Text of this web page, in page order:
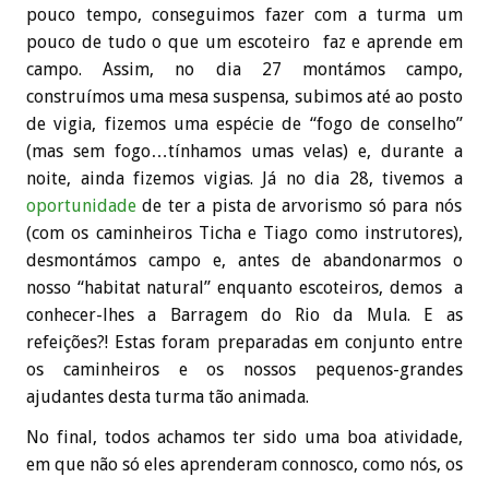
pouco tempo, conseguimos fazer com a turma um
pouco de tudo o que um escoteirofaz e aprende em
campo. Assim, no dia 27 montámos campo,
construímos uma mesa suspensa, subimos até ao posto
de vigia, fizemos uma espécie de “fogo de conselho”
(mas sem fogo…tínhamos umas velas) e, durante a
noite, ainda fizemos vigias. Já no dia 28, tivemos a
oportunidade de ter a pista dearvorismo só para nós
(com os caminheiros Tichae Tiago como instrutores),
desmontámos campo e, antes de abandonarmos o
nosso “habitat natural” enquanto escoteiros, demos a
conhecer-lhes a Barragem do Rio da Mula. E as
refeições?! Estas foram preparadas em conjunto entre
os caminheiros e os nossos pequenos-grandes
ajudantes desta turma tão animada.
No final, todos achamos ter sido uma boa atividade,
em que não só eles aprenderam connosco, como nós, os